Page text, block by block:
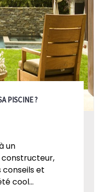
PISCINE ?
un
et
cool...